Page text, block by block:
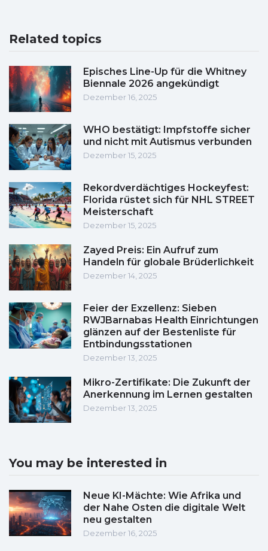
Related topics
Episches Line-Up für die Whitney
Biennale 2026 angekündigt
Dezember 16, 2025
WHO bestätigt: Impfstoffe sicher
und nicht mit Autismus verbunden
Dezember 15, 2025
Rekordverdächtiges Hockeyfest:
Florida rüstet sich für NHL STREET
Meisterschaft
Dezember 15, 2025
Zayed Preis: Ein Aufruf zum
Handeln für globale Brüderlichkeit
Dezember 14, 2025
Feier der Exzellenz: Sieben
RWJBarnabas Health Einrichtungen
glänzen auf der Bestenliste für
Entbindungsstationen
Dezember 13, 2025
Mikro-Zertifikate: Die Zukunft der
Anerkennung im Lernen gestalten
Dezember 13, 2025
You may be interested in
Neue KI-Mächte: Wie Afrika und
der Nahe Osten die digitale Welt
neu gestalten
Dezember 16, 2025